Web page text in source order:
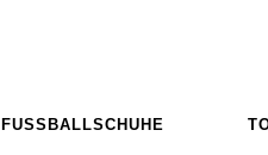
FUSSBALLSCHUHE